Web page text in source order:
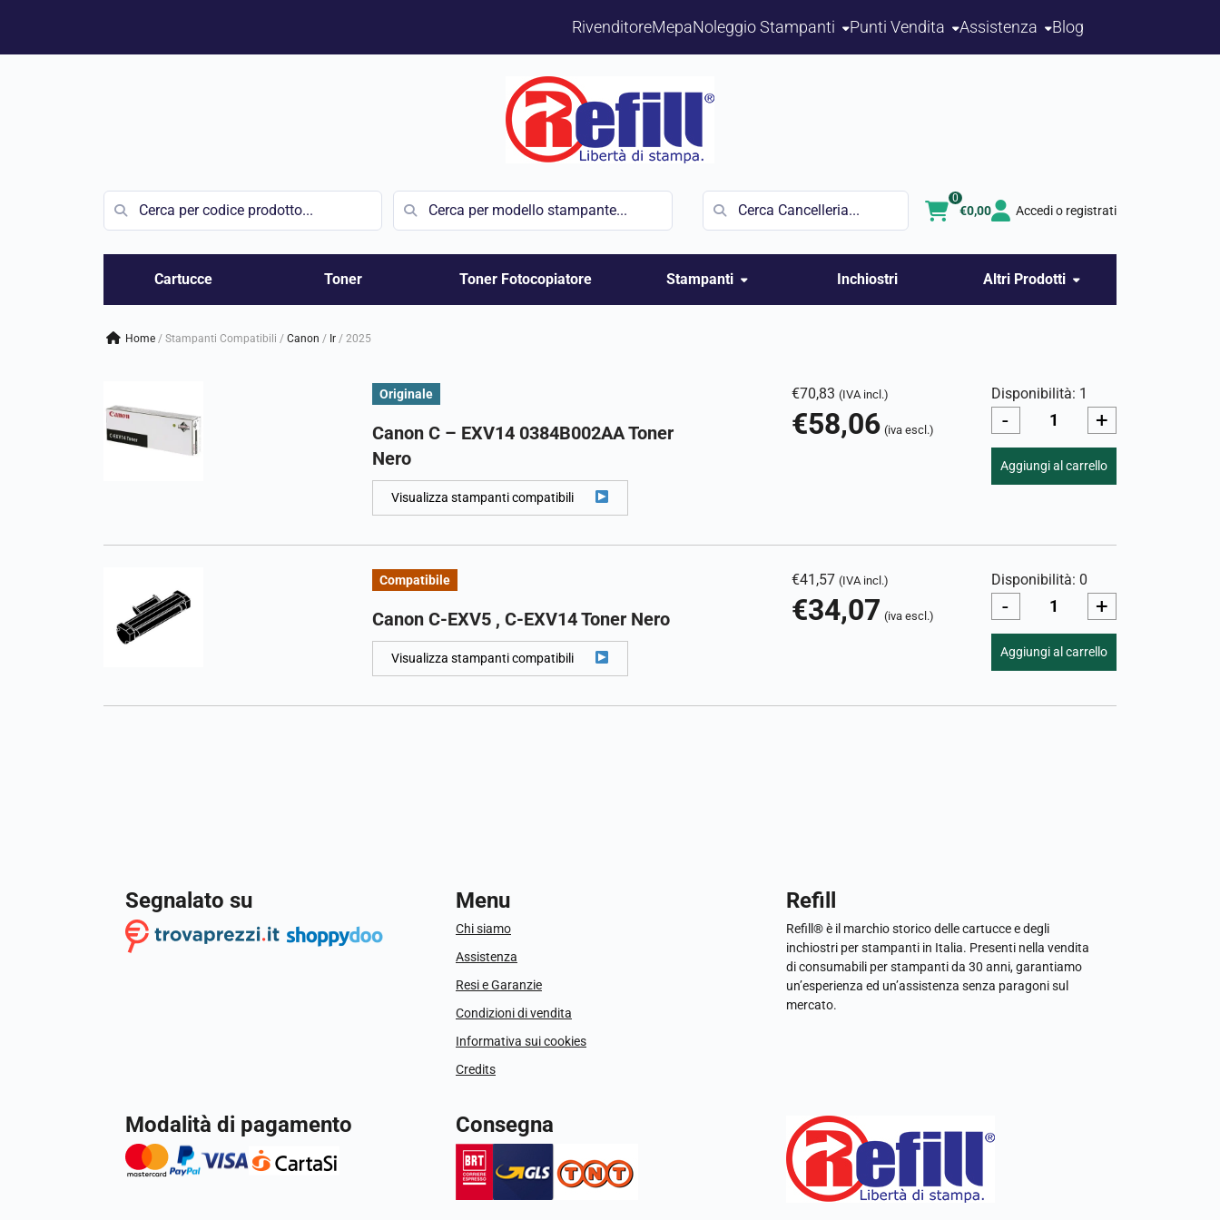
RivenditoreMepaNoleggio Stampanti Punti Vendita Assistenza Blog
Vai
€0,00
0
Accedi o registrati
Cartucce Toner Toner Fotocopiatore Stampanti Inchiostri Altri Prodotti
Home / Stampanti Compatibili / canon / ir / 2025
Originale
Canon C – EXV14 0384B002AA Toner
Nero
Visualizza stampanti compatibili
€70,83 (IVA incl.)
€58,06 (iva escl.)
Disponibilità: 1
- +
Aggiungi al carrello
Compatibile
Canon C-EXV5 , C-EXV14 Toner Nero
Visualizza stampanti compatibili
€41,57 (IVA incl.)
€34,07 (iva escl.)
Disponibilità: 0
- +
Aggiungi al carrello
Segnalato su Menu
Chi siamo
Assistenza
Resi e Garanzie
Condizioni di vendita
Informativa sui cookies
Credits
Refill
Refill® è il marchio storico delle cartucce e degli
inchiostri per stampanti in Italia. Presenti nella vendita
di consumabili per stampanti da 30 anni, garantiamo
un’esperienza ed un’assistenza senza paragoni sul
mercato.
Modalità di pagamento Consegna